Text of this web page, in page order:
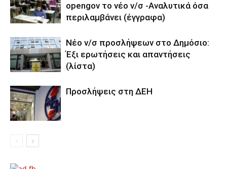
opengov το νέο ν/σ -Αναλυτικά όσα
περιλαμβάνει (έγγραφα)
Νέο ν/σ προσλήψεων στο Δημόσιο:
Έξι ερωτήσεις και απαντήσεις
(λίστα)
Προσλήψεις στη ΔΕΗ